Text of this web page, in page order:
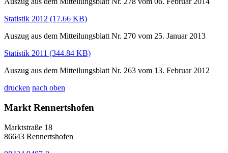
Statistik 2012 (17.66 KB)
Auszug aus dem Mitteilungsblatt Nr. 270 vom 25. Januar 2013
Statistik 2011 (344.84 KB)
Auszug aus dem Mitteilungsblatt Nr. 263 vom 13. Februar 2012
drucken nach oben
Markt Rennertshofen
Marktstraße 18
86643 Rennertshofen